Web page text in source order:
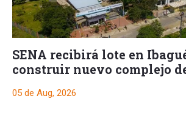
SENA recibirá lote en
construir nuevo complejo
05 de Aug, 2026